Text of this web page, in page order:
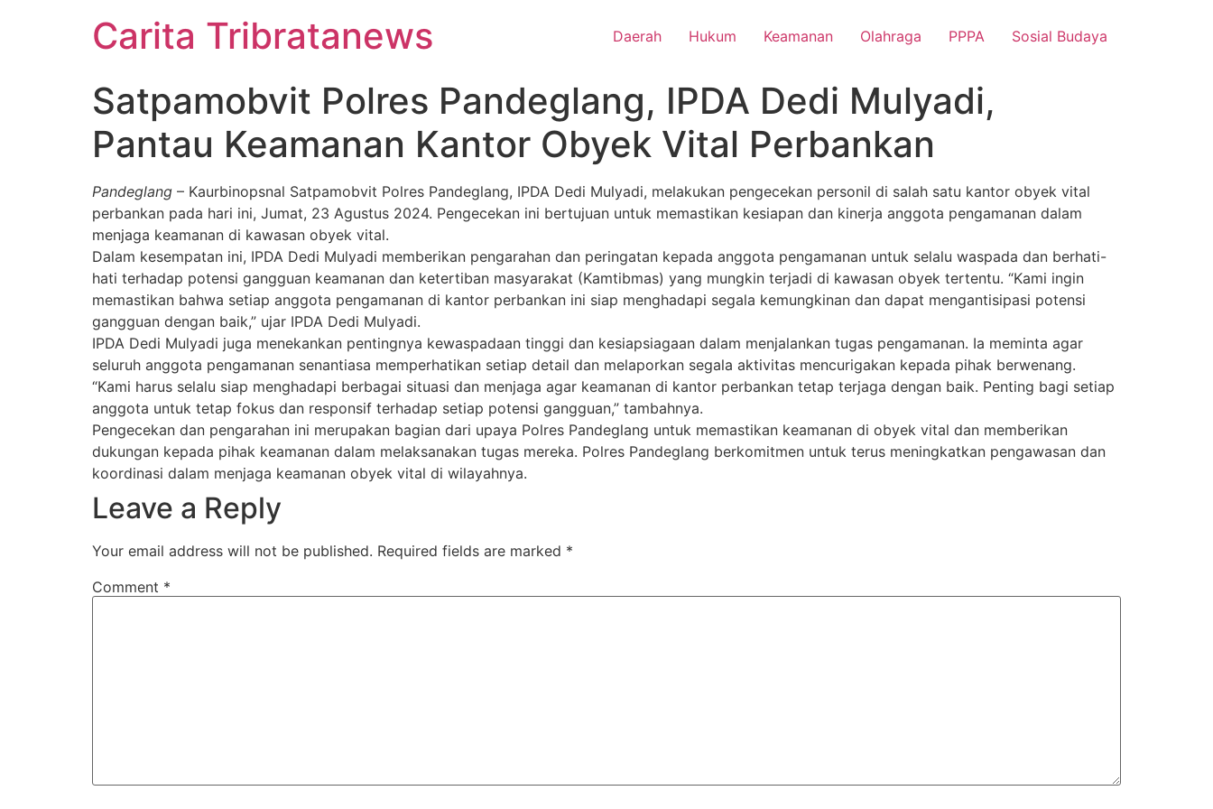
Carita Tribratanews Daerah Hukum Keamanan Olahraga PPPA Sosial Budaya
Satpamobvit Polres Pandeglang, IPDA Dedi Mulyadi,
Pantau Keamanan Kantor Obyek Vital Perbankan
Pandeglang – Kaurbinopsnal Satpamobvit Polres Pandeglang, IPDA Dedi Mulyadi, melakukan pengecekan personil di salah satu kantor obyek vital
perbankan pada hari ini, Jumat, 23 Agustus 2024. Pengecekan ini bertujuan untuk memastikan kesiapan dan kinerja anggota pengamanan dalam
menjaga keamanan di kawasan obyek vital.
Dalam kesempatan ini, IPDA Dedi Mulyadi memberikan pengarahan dan peringatan kepada anggota pengamanan untuk selalu waspada dan berhati-
hati terhadap potensi gangguan keamanan dan ketertiban masyarakat (Kamtibmas) yang mungkin terjadi di kawasan obyek tertentu. “Kami ingin
memastikan bahwa setiap anggota pengamanan di kantor perbankan ini siap menghadapi segala kemungkinan dan dapat mengantisipasi potensi
gangguan dengan baik,” ujar IPDA Dedi Mulyadi.
IPDA Dedi Mulyadi juga menekankan pentingnya kewaspadaan tinggi dan kesiapsiagaan dalam menjalankan tugas pengamanan. Ia meminta agar
seluruh anggota pengamanan senantiasa memperhatikan setiap detail dan melaporkan segala aktivitas mencurigakan kepada pihak berwenang.
“Kami harus selalu siap menghadapi berbagai situasi dan menjaga agar keamanan di kantor perbankan tetap terjaga dengan baik. Penting bagi setiap
anggota untuk tetap fokus dan responsif terhadap setiap potensi gangguan,” tambahnya.
Pengecekan dan pengarahan ini merupakan bagian dari upaya Polres Pandeglang untuk memastikan keamanan di obyek vital dan memberikan
dukungan kepada pihak keamanan dalam melaksanakan tugas mereka. Polres Pandeglang berkomitmen untuk terus meningkatkan pengawasan dan
koordinasi dalam menjaga keamanan obyek vital di wilayahnya.
Leave a Reply
Your email address will not be published. Required fields are marked *
Comment *